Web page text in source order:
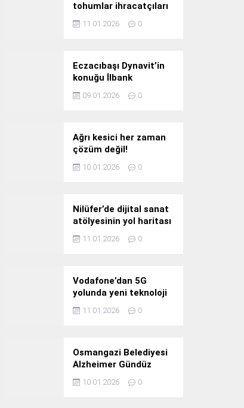
tohumlar ihracatçıları
Güney Kore yolcusu
11.01.2026 0
Eczacıbaşı Dynavit’in
konuğu İlbank
09.01.2026 0
Ağrı kesici her zaman
çözüm değil!
10.01.2026 0
Nilüfer’de dijital sanat
atölyesinin yol haritası
konuşuldu
11.01.2026 0
Vodafone’dan 5G
yolunda yeni teknoloji
yatırımı
11.01.2026 0
Osmangazi Belediyesi
Alzheimer Gündüz
Bakım Evi 3. Yılını
Kutladı
10.01.2026 0